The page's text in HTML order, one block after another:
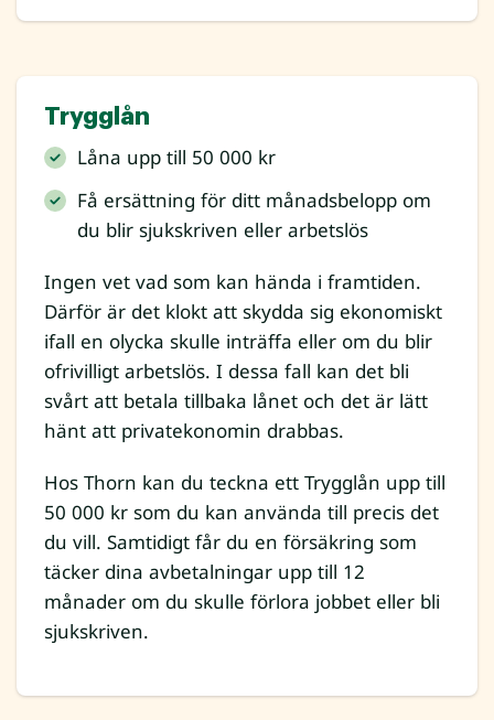
Trygglån
Låna upp till 50 000 kr
Få ersättning för ditt månadsbelopp om
du blir sjukskriven eller arbetslös
Ingen vet vad som kan hända i framtiden.
Därför är det klokt att skydda sig ekonomiskt
ifall en olycka skulle inträffa eller om du blir
ofrivilligt arbetslös. I dessa fall kan det bli
svårt att betala tillbaka lånet och det är lätt
hänt att privatekonomin drabbas.
Hos Thorn kan du teckna ett Trygglån upp till
50 000 kr som du kan använda till precis det
du vill. Samtidigt får du en försäkring som
täcker dina avbetalningar upp till 12
månader om du skulle förlora jobbet eller bli
sjukskriven.